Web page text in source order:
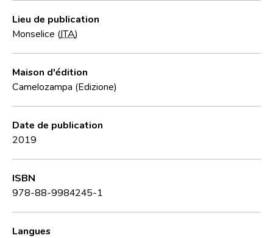
Lieu de publication
Monselice (ITA)
Maison d'édition
Camelozampa (Edizione)
Date de publication
2019
ISBN
978-88-9984245-1
Langues